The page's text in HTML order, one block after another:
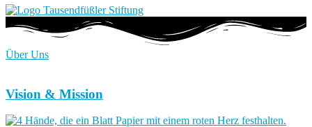
Über Uns
Vision & Mission